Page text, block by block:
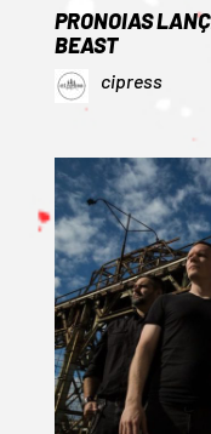
PRONOIAS
BEAST
cipress